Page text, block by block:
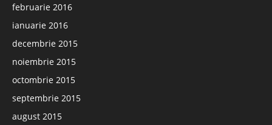
februarie 2016
ianuarie 2016
decembrie 2015
noiembrie 2015
octombrie 2015
septembrie 2015
august 2015